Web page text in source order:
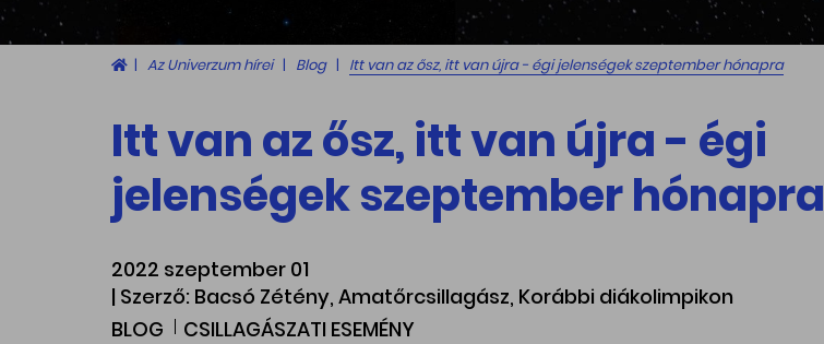
Az Univerzum hírei Blog Itt van az ősz, itt van újra - égi jelenségek szeptember hónapra
Itt van az ősz, itt van újra - égi
jelenségek szeptember hónapra
2022 szeptember 01
| Szerző: Bacsó Zétény, Amatőrcsillagász, Korábbi diákolimpikon
BLOG
CSILLAGÁSZATI ESEMÉNY